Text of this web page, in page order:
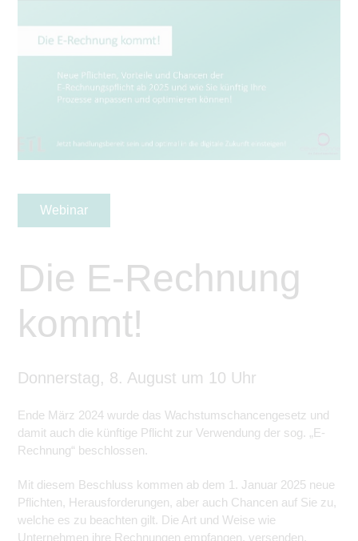
Webinar
Die E-Rechnung
kommt!
Donnerstag, 8. August um 10 Uhr
Ende März 2024 wurde das Wachstumschancengesetz und
damit auch die künftige Pflicht zur Verwendung der sog. „E-
Rechnung“ beschlossen.
Mit diesem Beschluss kommen ab dem 1. Januar 2025 neue
Pflichten, Herausforderungen, aber auch Chancen auf Sie zu,
welche es zu beachten gilt. Die Art und Weise wie
Unternehmen ihre Rechnungen empfangen, versenden,